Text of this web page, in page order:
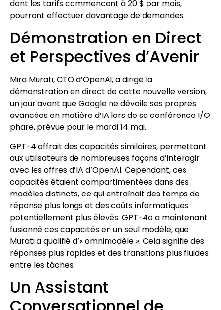
dont les tarifs commencent à 20 $ par mois,
pourront effectuer davantage de demandes.
Démonstration en Direct
et Perspectives d’Avenir
Mira Murati, CTO d’OpenAI, a dirigé la
démonstration en direct de cette nouvelle version,
un jour avant que Google ne dévoile ses propres
avancées en matière d’IA lors de sa conférence I/O
phare, prévue pour le mardi 14 mai.
GPT-4 offrait des capacités similaires, permettant
aux utilisateurs de nombreuses façons d’interagir
avec les offres d’IA d’OpenAI. Cependant, ces
capacités étaient compartimentées dans des
modèles distincts, ce qui entraînait des temps de
réponse plus longs et des coûts informatiques
potentiellement plus élevés. GPT-4o a maintenant
fusionné ces capacités en un seul modèle, que
Murati a qualifié d’« omnimodèle ». Cela signifie des
réponses plus rapides et des transitions plus fluides
entre les tâches.
Un Assistant